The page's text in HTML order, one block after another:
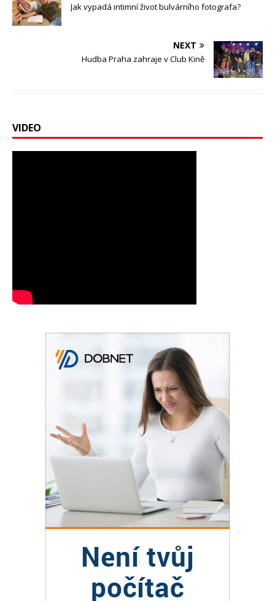
Jak vypadá intimní život bulvárního fotografa?
NEXT
Hudba Praha zahraje v Club Kině
VIDEO